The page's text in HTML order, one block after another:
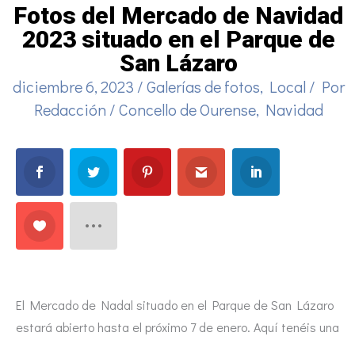
Fotos del Mercado de Navidad
2023 situado en el Parque de
San Lázaro
diciembre 6, 2023 /Galerías de fotos, Local / Por
Redacción /Concello de Ourense, Navidad
El Mercado de Nadal situado en el Parque de San Lázaro
estará abierto hasta el próximo 7 de enero. Aquí tenéis una